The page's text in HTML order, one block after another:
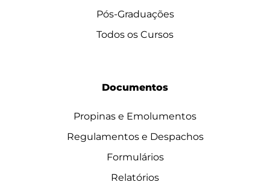
Pós-Graduações
Todos os Cursos
Documentos
Propinas e Emolumentos
Regulamentos e Despachos
Formulários
Relatórios